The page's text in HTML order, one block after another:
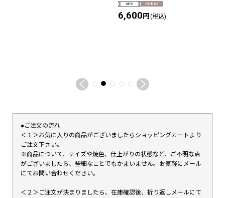
6,600円 (税込)
●ご注文の流れ
＜１＞お気に入りの商品がございましたらショッピングカートより
ご注文下さい。
※商品について、サイズや焼色、仕上がりの状態など、ご不明な点
がございましたら、些細なことでもかまいません。お気軽にメール
にてお問い合わせください。
＜２＞ご注文が決まりましたら、在庫確認後、折り返しメールにて